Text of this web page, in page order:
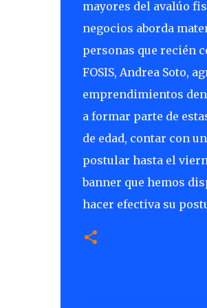
mayores del avalúo
negocios aborda
personas que recién
FOSIS, Andrea Soto,
emprendimientos
a formar parte de
de edad, contar con
postular hasta el
banner que hemos
hacer efectiva su